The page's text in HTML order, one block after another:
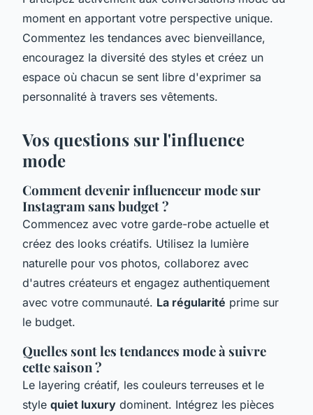
moment en apportant votre perspective unique.
Commentez les tendances avec bienveillance,
encouragez la diversité des styles et créez un
espace où chacun se sent libre d'exprimer sa
personnalité à travers ses vêtements.
Vos questions sur l'influence
mode
Comment devenir influenceur mode sur
Instagram sans budget ?
Commencez avec votre garde-robe actuelle et
créez des looks créatifs. Utilisez la lumière
naturelle pour vos photos, collaborez avec
d'autres créateurs et engagez authentiquement
avec votre communauté. La régularité prime sur
le budget.
Quelles sont les tendances mode à suivre
cette saison ?
Le layering créatif, les couleurs terreuses et le
style quiet luxury dominent. Intégrez les pièces